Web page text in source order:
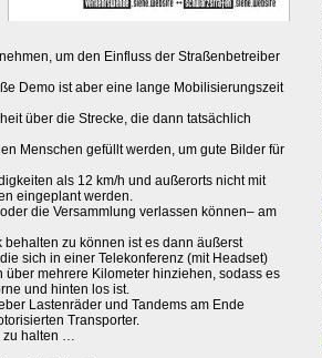
um den Einfluss der Straßenbetreiber
Demo ist aber eine lange Mobilisierungszeit
über die Strecke, die dann tatsächlich
Menschen gefüllt werden, um gute Bilder für
als 12 km/h und außerorts nicht mit
eingeplant werden.
die Versammlung verlassen können– am
zu können ist es dann äußerst
sich in einer Telekonferenz (mit Headset)
mehrere Kilometer hinziehen, sodass es
und hinten los ist.
Lastenräder und Tandems am Ende
Transporter.
zu halten …